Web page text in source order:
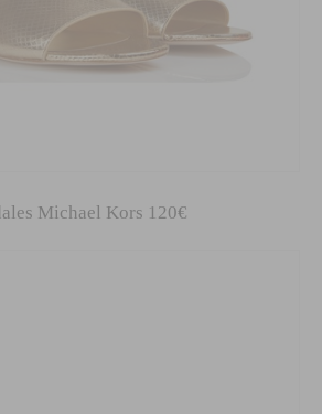
Michael Kors 120€